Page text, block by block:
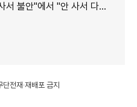
"안 사서 다행"으로…증시 덮친 '조모'
전재·재배포 금지